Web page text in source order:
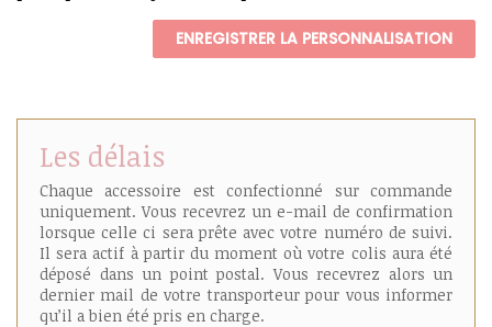
ENREGISTRER LA PERSONNALISATION
Les délais
Chaque accessoire est confectionné sur commande
uniquement. Vous recevrez un e-mail de confirmation
lorsque celle ci sera prête avec votre numéro de suivi.
Il sera actif à partir du moment où votre colis aura été
déposé dans un point postal. Vous recevrez alors un
dernier mail de votre transporteur pour vous informer
qu’il a bien été pris en charge.